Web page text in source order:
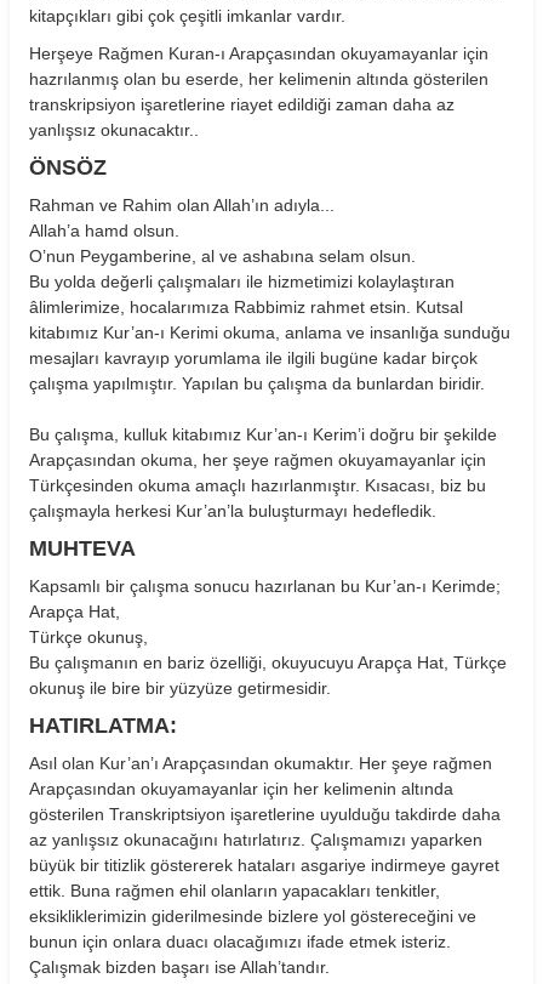
kitapçıkları gibi çok çeşitli imkanlar vardır.
Herşeye Rağmen Kuran-ı Arapçasından okuyamayanlar için
hazrılanmış olan bu eserde, her kelimenin altında gösterilen
transkripsiyon işaretlerine riayet edildiği zaman daha az
yanlışsız okunacaktır..
ÖNSÖZ
Rahman ve Rahim olan Allah’ın adıyla...
Allah’a hamd olsun.
O’nun Peygamberine, al ve ashabına selam olsun.
Bu yolda değerli çalışmaları ile hizmetimizi kolaylaştıran
âlimlerimize, hocalarımıza Rabbimiz rahmet etsin. Kutsal
kitabımız Kur’an-ı Kerimi okuma, anlama ve insanlığa sunduğu
mesajları kavrayıp yorumlama ile ilgili bugüne kadar birçok
çalışma yapılmıştır. Yapılan bu çalışma da bunlardan biridir.
Bu çalışma, kulluk kitabımız Kur’an-ı Kerim’i doğru bir şekilde
Arapçasından okuma, her şeye rağmen okuyamayanlar için
Türkçesinden okuma amaçlı hazırlanmıştır. Kısacası, biz bu
çalışmayla herkesi Kur’an’la buluşturmayı hedefledik.
MUHTEVA
Kapsamlı bir çalışma sonucu hazırlanan bu Kur’an-ı Kerimde;
Arapça Hat,
Türkçe okunuş,
Bu çalışmanın en bariz özelliği, okuyucuyu Arapça Hat, Türkçe
okunuş ile bire bir yüzyüze getirmesidir.
HATIRLATMA:
Asıl olan Kur’an’ı Arapçasından okumaktır. Her şeye rağmen
Arapçasından okuyamayanlar için her kelimenin altında
gösterilen Transkriptsiyon işaretlerine uyulduğu takdirde daha
az yanlışsız okunacağını hatırlatırız. Çalışmamızı yaparken
büyük bir titizlik göstererek hataları asgariye indirmeye gayret
ettik. Buna rağmen ehil olanların yapacakları tenkitler,
eksikliklerimizin giderilmesinde bizlere yol göstereceğini ve
bunun için onlara duacı olacağımızı ifade etmek isteriz.
Çalışmak bizden başarı ise Allah’tandır.